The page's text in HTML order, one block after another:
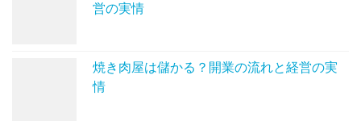
営の実情
焼き肉屋は儲かる？開業の流れと経営の実
情